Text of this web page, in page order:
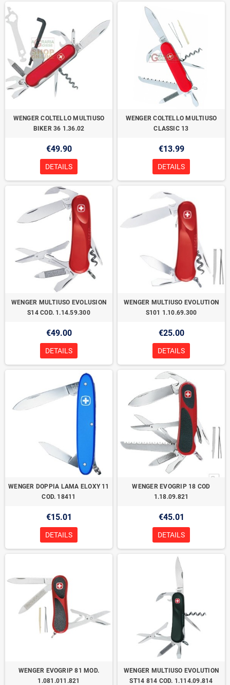
WENGER COLTELLO MULTIUSO
BIKER 36 1.36.02
€49.90
DETAILS
WENGER COLTELLO MULTIUSO
CLASSIC 13
€13.99
DETAILS
WENGER MULTIUSO EVOLUSION
S14 COD. 1.14.59.300
€49.00
DETAILS
WENGER MULTIUSO EVOLUTION
S101 1.10.69.300
€25.00
DETAILS
WENGER DOPPIA LAMA ELOXY 11
COD. 18411
€15.01
DETAILS
WENGER EVOGRIP 18 COD
1.18.09.821
€45.01
DETAILS
WENGER EVOGRIP 81 MOD.
1.081.011.821
WENGER MULTIUSO EVOLUTION
ST14 814 COD. 1.114.09.814